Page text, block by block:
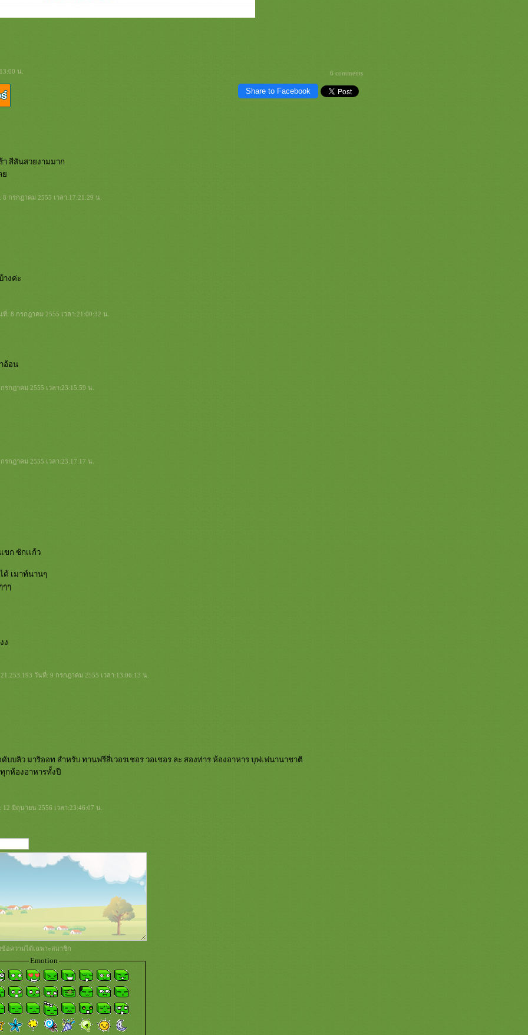
น. 6 comments
Share to Facebook
สีสันสวยงามมาก
ล
กรกฎาคม 2555 เวลา:17:21:29 น.
างค่ะ
: 8 กรกฎาคม 2555 เวลา:21:00:32 น.
อ้อน
กฎาคม 2555 เวลา:23:15:59 น.
กฎาคม 2555 เวลา:23:17:17 น.
ขก ซักเเก้ว
ด้ เมาท์นานๆ
ๆๆ
ง
วันที่: 9 กรกฎาคม 2555 เวลา:13:06:13 น.
ดับบลิว มาริออท สำหรับ ทานฟรีสี่เวอรเชอร วอเชอร ละ สองท่าร ห้องอาหาร บุฟเฟนานาชาติ
กห้องอาหารทั้งปี
มิถุนายน 2556 เวลา:23:46:07 น.
ข้อความได้เฉพาะสมาชิก
Emotion